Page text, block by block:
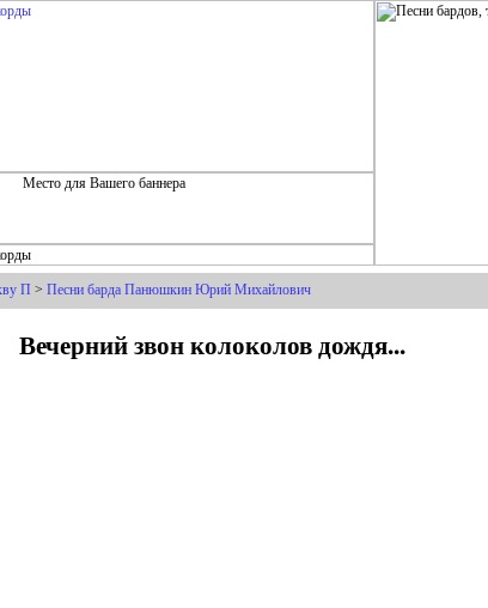
П > Песни барда Панюшкин Юрий Михайлович
Вечерний звон колоколов дождя...